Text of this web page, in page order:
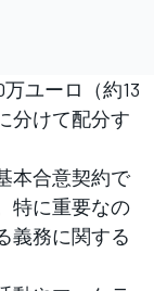
ユーロ（約13
分けて配分す
本合意契約で
特に重要なの
義務に関する